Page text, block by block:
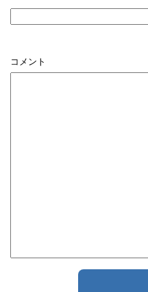
コメント